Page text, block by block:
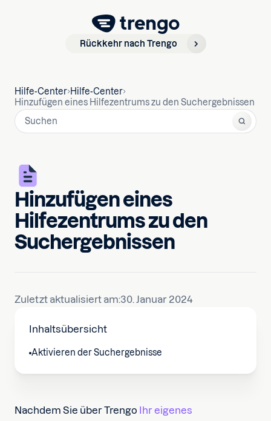
Rückkehr nach Trengo
Hilfe-Center Hilfe-Center
Hinzufügen eines Hilfezentrums zu den Suchergebnissen
Hinzufügen eines
Hilfezentrums zu den
Suchergebnissen
Inhaltsübersicht
Aktivieren der Suchergebnisse
Zuletzt aktualisiert am:30. Januar 2024
Nachdem Sie über Trengo Ihr eigenes